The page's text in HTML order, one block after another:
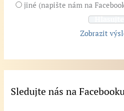
jiné (napište nám na
Zobrazit
Sledujte nás na